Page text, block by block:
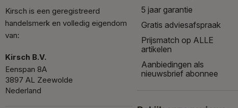
Kirsch is een geregistreerd
handelsmerk en volledig eigendom
van:
Kirsch B.V.
Eenspan 8A
3897 AL Zeewolde
Nederland
5 jaar garantie
Gratis adviesafspraak
Prijsmatch op ALLE
artikelen
Aanbiedingen als
nieuwsbrief abonnee